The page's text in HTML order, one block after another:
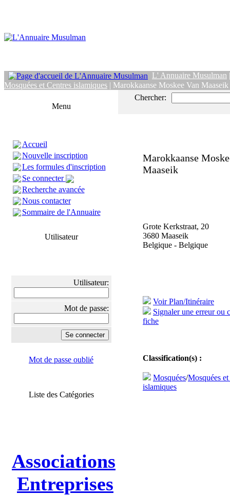
L' Annuaire Musulman
Mosquées et Centres islamiques | Marokkaanse Moskee Van Maaseik
Menu
Accueil
Nouvelle inscription
Les formules d'inscription
Se connecter
Recherche avancée
Nous contacter
Sommaire de l'Annuaire
Utilisateur
Utilisateur:
Mot de passe:
Mot de passe oublié
Liste des Catégories
Associations
Entreprises
Chercher:
Marokkaanse
Maaseik
Grote Kerkstraat, 20
3680 Maaseik
Belgique - Belgique
Voir Plan/Itinéraire
Signaler une erreur ou
fiche
Classification(s) :
Mosquées/Mosquées
islamiques